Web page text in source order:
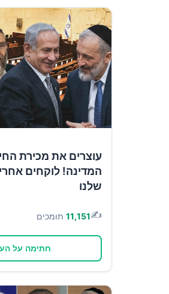
עוצרים את מכירת
המדינה! לוקחים
שלנו
✍️
11,151 תומכים
חתימה על